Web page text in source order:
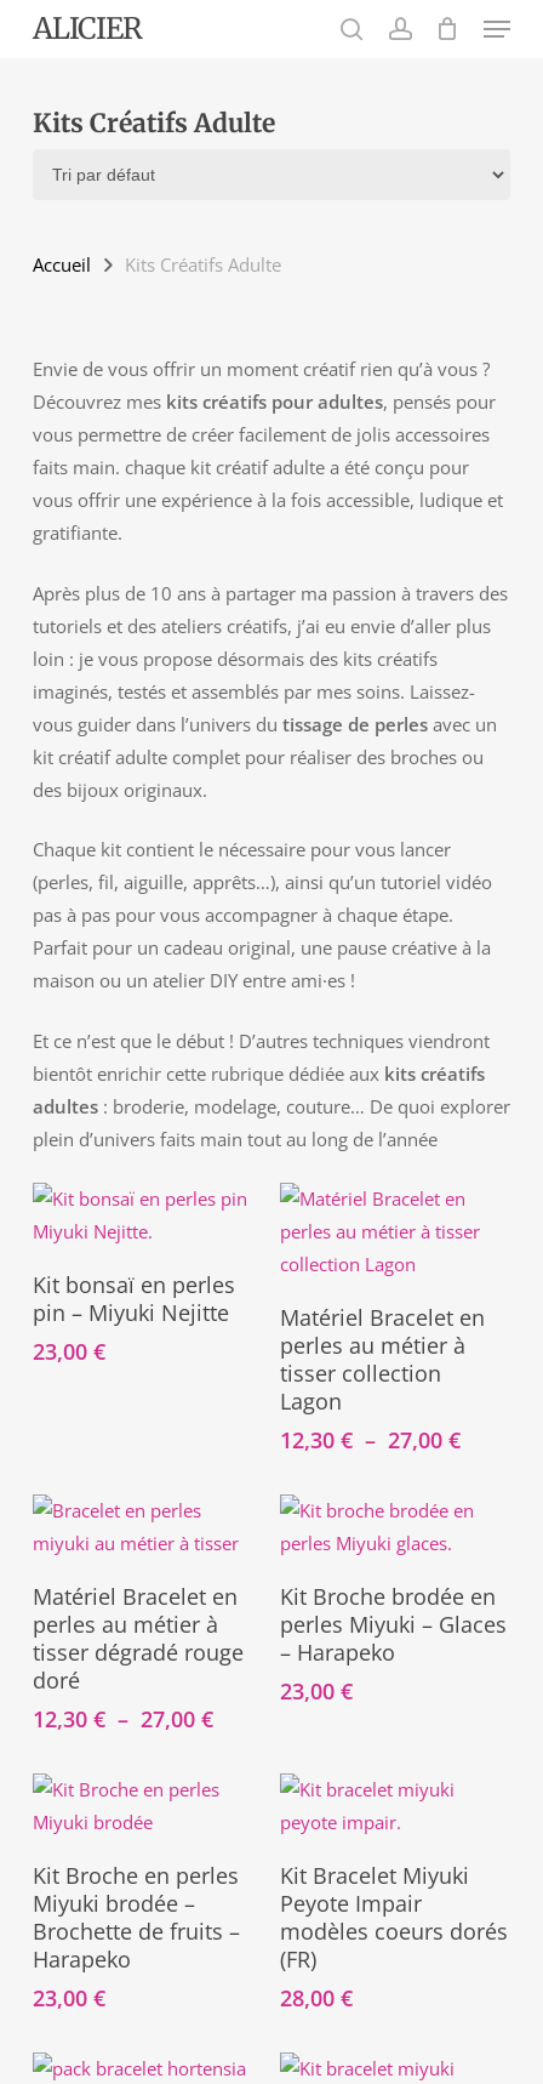
content
ALICIER Menu
Kits Créatifs Adulte
Accueil Kits Créatifs Adulte
Envie de vous offrir un moment créatif rien qu’à vous ?
Découvrez mes kits créatifs pour adultes, pensés pour
vous permettre de créer facilement de jolis accessoires
faits main. chaque kit créatif adulte a été conçu pour
vous offrir une expérience à la fois accessible, ludique et
gratifiante.
Après plus de 10 ans à partager ma passion à travers des
tutoriels et des ateliers créatifs, j’ai eu envie d’aller plus
loin : je vous propose désormais des kits créatifs
imaginés, testés et assemblés par mes soins. Laissez-
vous guider dans l’univers du tissage de perlesavec un
kit créatif adulte complet pour réaliser des broches ou
des bijoux originaux.
Chaque kit contient le nécessaire pour vous lancer
(perles, fil, aiguille, apprêts…), ainsi qu’un tutoriel vidéo
pas à pas pour vous accompagner à chaque étape.
Parfait pour un cadeau original, une pause créative à la
maison ou un atelier DIY entre ami·es !
Et ce n’est que le début ! D’autres techniques viendront
bientôt enrichir cette rubrique dédiée aux kits créatifs
adultes: broderie, modelage, couture… De quoi explorer
plein d’univers faits main tout au long de l’année
Ajouter Au Panier
Kit bonsaï en perles
pin – Miyuki Nejitte
23,00 €
Choix Des Options
produit
a
plusieurs
variations.
options
peuvent
être
choisies
sur
la
page
Matériel Bracelet en
perles au métier à
tisser collection
Lagon
12,30€ – 27,00€Plage
12,30 €
Choix Des Options
produit
a
plusieurs
variations.
options
peuvent
être
choisies
sur
la
page
du
Matériel Bracelet en
perles au métier à
tisser dégradé rouge
doré
12,30 € – 27,00 €Plage
12,30 €
Ajouter Au Panier
Kit Broche brodée en
perles Miyuki – Glaces
– Harapeko
23,00€
Ajouter Au Panier
Kit Broche en perles
Miyuki brodée –
Brochette de fruits –
Harapeko
23,00 €
Ajouter Au Panier
Kit Bracelet Miyuki
Peyote Impair
modèles coeurs dorés
(FR)
28,00€